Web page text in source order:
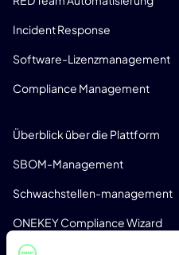
Incident Response
Software-Lizenzmanagement
Compliance Management
Überblick über die Plattform
SBOM-Management
Schwachstellen-management
ONEKEY Compliance Wizard
Folgenabschätzung